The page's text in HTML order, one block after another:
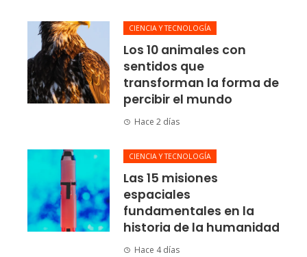
CIENCIA Y TECNOLOGÍA
Los 10 animales con
sentidos que
transforman la forma de
percibir el mundo
Hace 2 días
CIENCIA Y TECNOLOGÍA
Las 15 misiones
espaciales
fundamentales en la
historia de la humanidad
Hace 4 días